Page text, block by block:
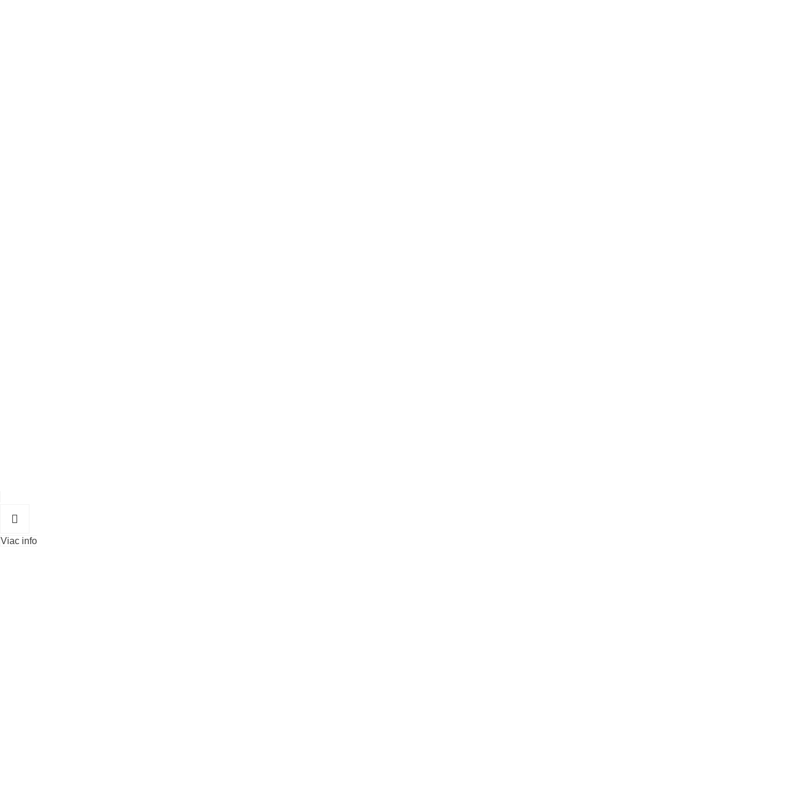
Viac info